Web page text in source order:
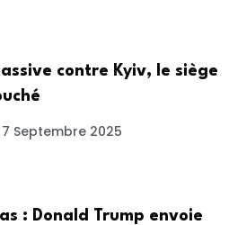
contre Kyiv, le siège
7 Septembre 2025
: Donald Trump envoie